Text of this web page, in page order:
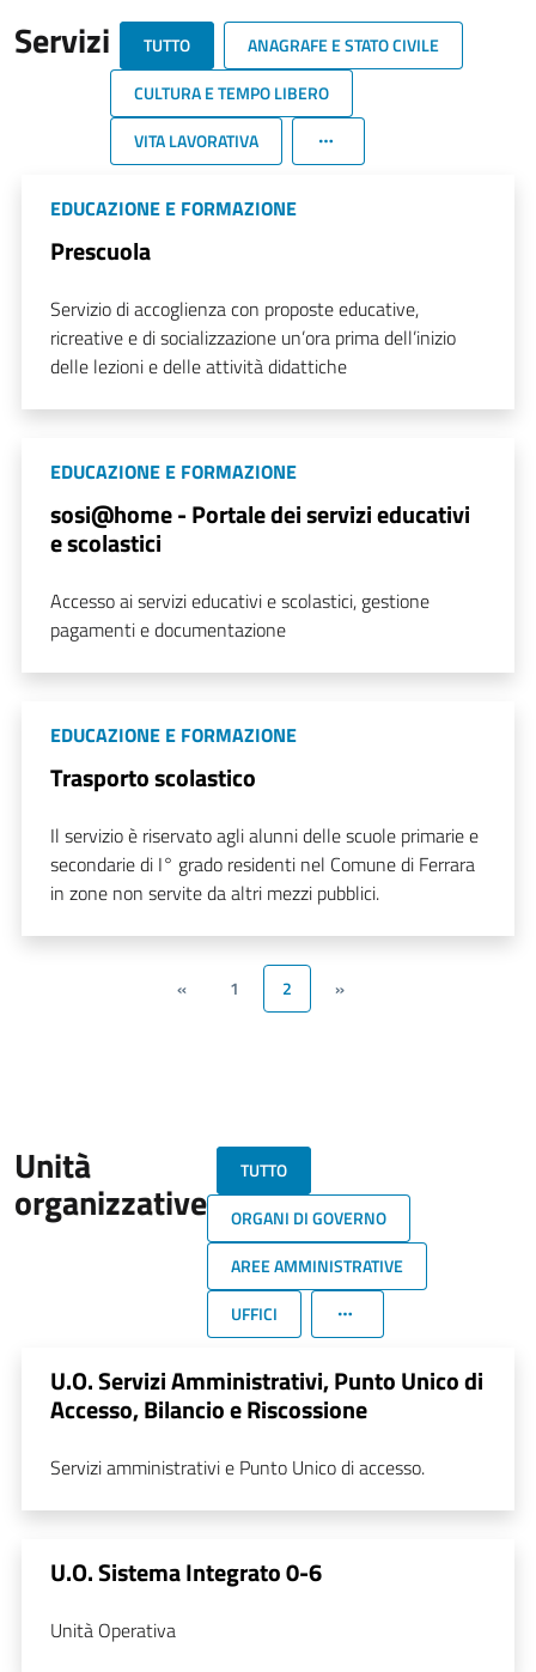
Servizi TUTTO
ANAGRAFE E STATO CIVILE
CULTURA E TEMPO LIBERO
VITA LAVORATIVA
EDUCAZIONE E FORMAZIONE
Prescuola
Servizio di accoglienza con proposte educative,
ricreative e di socializzazione un’ora prima dell’inizio
delle lezioni e delle attività didattiche
EDUCAZIONE E FORMAZIONE
sosi@home - Portale dei servizi educativi
e scolastici
Accesso ai servizi educativi e scolastici, gestione
pagamenti e documentazione
EDUCAZIONE E FORMAZIONE
Trasporto scolastico
Il servizio è riservato agli alunni delle scuole primarie e
secondarie di I° grado residenti nel Comune di Ferrara
in zone non servite da altri mezzi pubblici.
« 1 2 »
Unità
organizzative
TUTTO
ORGANI DI GOVERNO
AREE AMMINISTRATIVE
UFFICI
U.O. Servizi Amministrativi, Punto Unico di
Accesso, Bilancio e Riscossione
Servizi amministrativi e Punto Unico di accesso.
U.O. Sistema Integrato 0-6
Unità Operativa